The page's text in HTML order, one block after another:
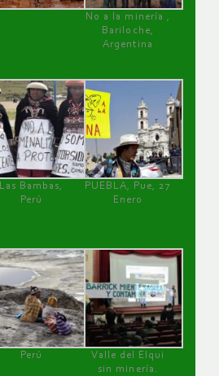
No a la minería ,
Bariloche,
Argentina
Las Bambas,
Perú
PUEBLA, Pue, 27
Enero
Perú
Valle del Elqui
sin minería.